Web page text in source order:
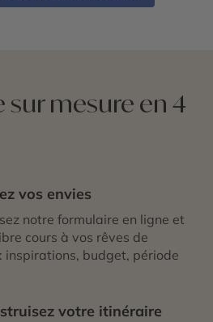
sur mesure en 4
vos envies
notre formulaire en ligne et
cours à vos rêves de
inspirations, budget, période
votre itinéraire